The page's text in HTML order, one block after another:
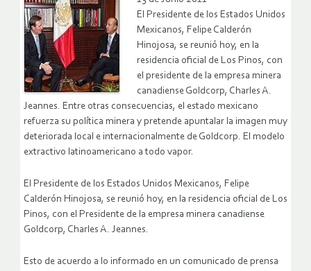
El Presidente de los Estados Unidos
Mexicanos, Felipe Calderón
Hinojosa, se reunió hoy, en la
residencia oficial de Los Pinos, con
el presidente de la empresa minera
canadiense Goldcorp, Charles A.
Jeannes. Entre otras consecuencias, el estado mexicano
refuerza su política minera y pretende apuntalar la imagen muy
deteriorada local e internacionalmente de Goldcorp. El modelo
extractivo latinoamericano a todo vapor.
El Presidente de los Estados Unidos Mexicanos, Felipe
Calderón Hinojosa, se reunió hoy, en la residencia oficial de Los
Pinos, con el Presidente de la empresa minera canadiense
Goldcorp, Charles A. Jeannes.
Esto de acuerdo a lo informado en un comunicado de prensa